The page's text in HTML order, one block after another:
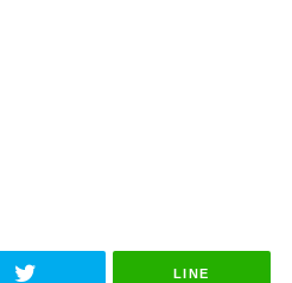
LINE